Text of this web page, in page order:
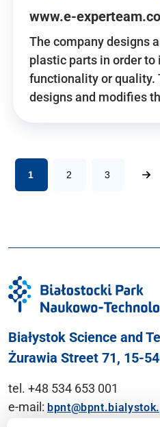
www.e-
The company designs
plastic parts in order to
functionality or quality.
designs and modifies
1 2 3
Białystok Science and
Żurawia Street 71, 15-
tel. +48 534 653 001
e-mail: